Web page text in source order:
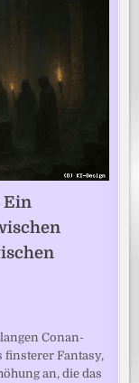
Ein
Conan-
Fantasy,
an, die das